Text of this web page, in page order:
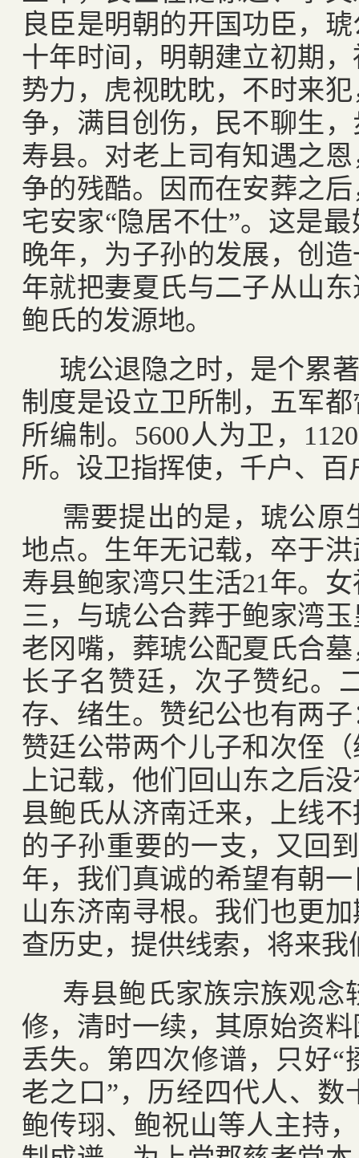
良臣是明朝的开国功臣，
十年时间，明朝建立初期
势力，虎视眈眈，不时来
争，满目创伤，民不聊生
寿县。对老上司有知遇之
争的残酷。因而在安葬之
宅安家“隐居不仕”。这是
晚年，为子孙的发展，创
年就把妻夏氏与二子从山
鲍氏的发源地。
琥公退隐之时，是个累
制度是设立卫所制，五军
所编制。 5600人为卫， 1120
所。设卫指挥使，千户、
需要提出的是，琥公原
地点。生年无记载，卒于
寿县鲍家湾只生活21年。
三，与琥公合葬于鲍家湾
老冈嘴，葬琥公配夏氏合
长子名赞廷，次子赞纪。
存、绪生。赞纪公也有两
赞廷公带两个儿子和次侄
上记载，他们回山东之后
县鲍氏从济南迁来，上线
的子孙重要的一支，又回
年，我们真诚的希望有朝
山东济南寻根。我们也更
查历史，提供线索，将来我
寿县鲍氏家族宗族观念
修，清时一续，其原始资
丢失。第四次修谱，只好
老之口”，历经四代人、
鲍传珝、鲍祝山等人主持